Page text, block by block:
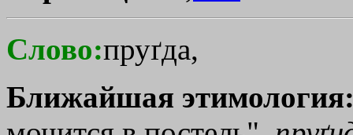
Слово:пруґда,
Ближайшая